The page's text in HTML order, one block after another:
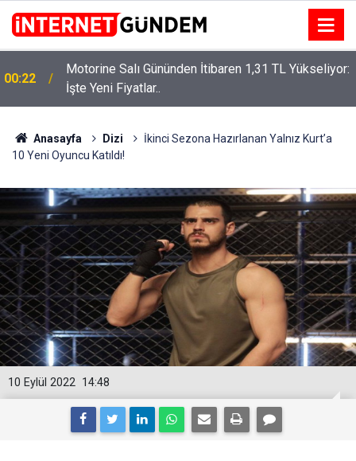
00:22
Motorine Salı Gününden İtibaren 1,31 TL Yükseliyor:
İşte Yeni Fiyatlar..
Anasayfa Dizi
İkinci Sezona Hazırlanan Yalnız Kurt’a
10 Yeni Oyuncu Katıldı!
14:48
10 Eylül 2022